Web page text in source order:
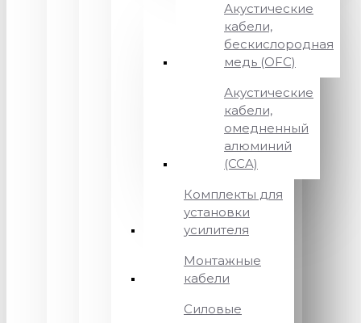
Акустические
кабели,
бескислородная
медь (OFC)
Акустические
кабели,
омедненный
алюминий
(CCA)
Комплекты для
установки
усилителя
Монтажные
кабели
Силовые